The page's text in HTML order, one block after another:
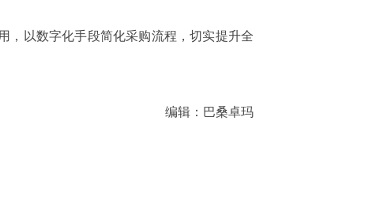
，以数字化手段简化采购流程，切实提升全
编辑：巴桑卓玛